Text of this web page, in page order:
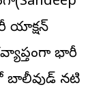
యాక్షన్
భారీ
బాలీవుడ్ నటి